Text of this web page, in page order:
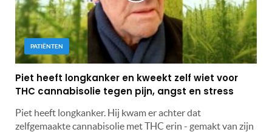
PATIËNTEN
Piet heeft longkanker en kweekt zelf wiet voor
THC cannabisolie tegen pijn, angst en stress
Piet heeft longkanker. Hij kwam er achter dat
zelfgemaakte cannabisolie met THC erin - gemakt van zijn